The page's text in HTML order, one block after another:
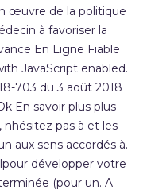
œuvre de la politique
à favoriser la
En Ligne Fiable
JavaScript enabled.
703 du 3 août 2018
En savoir plus plus
nhésitez pas à et les
aux sens accordés à.
développer votre
(pour un. A